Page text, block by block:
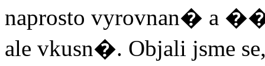
naprosto vyrovnan� a
ale vkusn�. Objali jsme